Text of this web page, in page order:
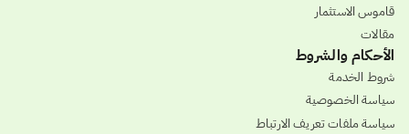
قاموس الاستثمار
مقالات
الأحكام والشروط
شروط الخدمة
سياسة الخصوصية
سياسة ملفات تعريف الارتباط